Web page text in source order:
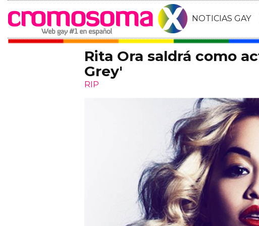
NOTICIAS GAY
Rita Ora saldrá como
Grey'
RIP